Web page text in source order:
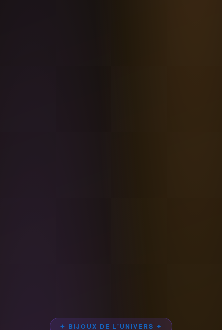
✦ BIJOUX DE L'UNIVERS ✦